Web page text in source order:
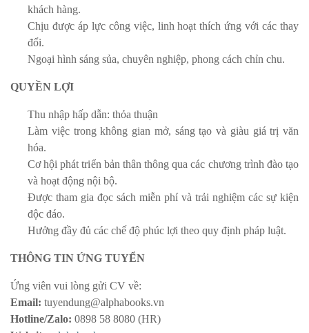
khách hàng.
Chịu được áp lực công việc, linh hoạt thích ứng với các thay
đổi.
Ngoại hình sáng sủa, chuyên nghiệp, phong cách chỉn chu.
QUYỀN LỢI
Thu nhập hấp dẫn: thỏa thuận
Làm việc trong không gian mở, sáng tạo và giàu giá trị văn
hóa.
Cơ hội phát triển bản thân thông qua các chương trình đào tạo
và hoạt động nội bộ.
Được tham gia đọc sách miễn phí và trải nghiệm các sự kiện
độc đáo.
Hưởng đầy đủ các chế độ phúc lợi theo quy định pháp luật.
THÔNG TIN ỨNG TUYỂN
Ứng viên vui lòng gửi CV về:
Email: tuyendung@alphabooks.vn
Hotline/Zalo: 0898 58 8080 (HR)